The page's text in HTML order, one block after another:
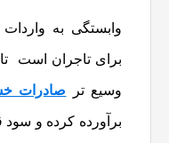
وابستگی به
برای تاجران است تا
وسیع تر صادرات
برآورده کرده و